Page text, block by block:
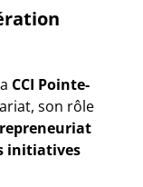
CCI Pointe-
son rôle
initiatives